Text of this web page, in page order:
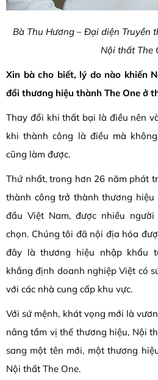
Bà Thu Hương – Đại diện Truyền
Nội thất The
Xin bà cho biết, lý do nào khiến
đổi thương hiệu thành The One ở
Thay đổi khi thất bại là điều nên
khi thành công là điều mà
cũng làm được.
Thứ nhất, trong hơn 26 năm phát
thành công trở thành thương
đầu Việt Nam, được nhiều
chọn. Chúng tôi đã nội địa hóa
đây là thương hiệu nhập khẩu
khẳng định doanh nghiệp Việt có
với các nhà cung cấp khu vực.
Với sứ mệnh, khát vọng mới là
nâng tầm vị thế thương hiệu, Nội
sang một tên mới, một thương
Nội thất The One.